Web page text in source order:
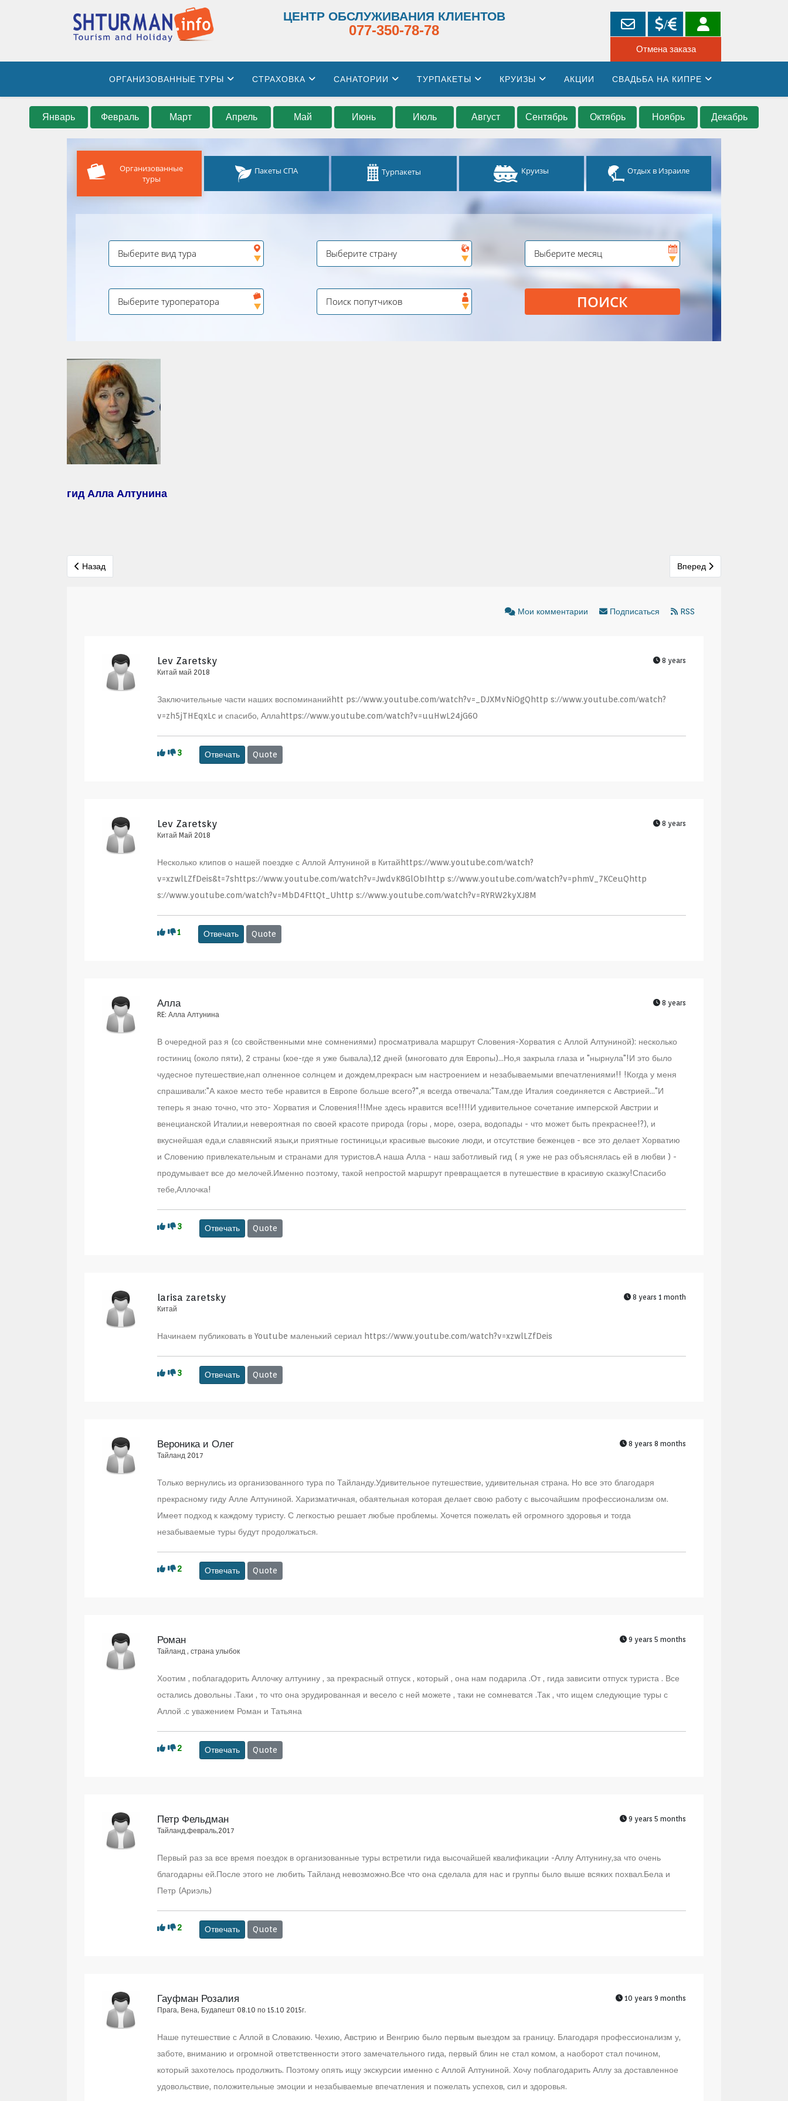
ЦЕНТР ОБСЛУЖИВАНИЯ КЛИЕНТОВ
077-350-78-78
ОРГАНИЗОВАННЫЕ ТУРЫ СТРАХОВКА САНАТОРИИ ТУРПАКЕТЫ КРУИЗЫ АКЦИИ СВАДЬБА НА КИПРЕ
Январь Февраль Март Апрель Май Июнь Июль Август Сентябрь Октябрь Ноябрь Декабрь
Организованные
туры
Пакеты СПА Турпакеты Круизы Отдых в Израиле
ПОИСК
гид Алла Алтунина
Предыдущий: Александр Бильмес
Назад Следующий: Алла Малкова
Вперед
Мои комментарии Подписаться RSS
Lev Zaretsky
8 years
Китай май 2018
Заключительные части наших воспоминанийhtt ps://www.youtube.com/watch?v=_DJXMvNiOgQhttp s://www.youtube.com/watch?
v=zh5jTHEqxLc и спасибо, Аллаhttps://www.youtube.com/watch?v=uuHwL24jG60
3 Отвечать Quote
Lev Zaretsky
8 years
Китай Maй 2018
Несколько клипов о нашей поездке с Аллой Алтуниной в Китайhttps://www.youtube.com/watch?
v=xzwlLZfDeis&t=7shttps://www.youtube.com/watch?v=JwdvK8GlObIhttp s://www.youtube.com/watch?v=phmV_7KCeuQhttp
s://www.youtube.com/watch?v=MbD4FttQt_Uhttp s://www.youtube.com/watch?v=RYRW2kyXJ8M
1 Отвечать Quote
Алла
8 years
RE: Алла Алтунина
В очередной раз я (со свойственными мне сомнениями) просматривала маршрут Словения-Хорватия с Аллой Алтуниной): несколько
гостиниц (около пяти), 2 страны (кое-где я уже бывала),12 дней (многовато для Европы)...Но,я закрыла глаза и "нырнула"!И это было
чудесное путешествие,нап олненное солнцем и дождем,прекрасн ым настроением и незабываемыми впечатлениями!! !Когда у меня
спрашивали:"А какое место тебе нравится в Европе больше всего?",я всегда отвечала:"Там,где Италия соединяется с Австрией..."И
теперь я знаю точно, что это- Хорватия и Словения!!!Мне здесь нравится все!!!!И удивительное сочетание имперской Австрии и
венецианской Италии,и невероятная по своей красоте природа (горы , море, озера, водопады - что может быть прекраснее!?), и
вкуснейшая еда,и славянский язык,и приятные гостиницы,и красивые высокие люди, и отсутствие беженцев - все это делает Хорватию
и Словению привлекательным и странами для туристов.А наша Алла - наш заботливый гид ( я уже не раз объяснялась ей в любви ) -
продумывает все до мелочей.Именно поэтому, такой непростой маршрут превращается в путешествие в красивую сказку!Спасибо
тебе,Аллочка!
3 Отвечать Quote
larisa zaretsky
8 years 1 month
Китай
Начинаем публиковать в Youtube маленький сериал https://www.youtube.com/watch?v=xzwlLZfDeis
3 Отвечать Quote
Вероника и Олег
8 years 8 months
Тайланд 2017
Только вернулись из организованного тура по Тайланду.Удивительное путешествие, удивительная страна. Но все это благодаря
прекрасному гиду Алле Алтуниной. Харизматичная, обаятельная которая делает свою работу с высочайшим профессионализм ом.
Имеет подход к каждому туристу. С легкостью решает любые проблемы. Хочется пожелать ей огромного здоровья и тогда
незабываемые туры будут продолжаться.
2 Отвечать Quote
Роман
9 years 5 months
Тайланд , страна улыбок
Хоотим , поблагадорить Аллочку алтунину , за прекрасный отпуск , который , она нам подарила .От , гида зависити отпуск туриста . Все
остались довольны .Таки , то что она эрудированная и весело с ней можете , таки не сомневатся .Так , что ищем следующие туры с
Аллой .с уважением Роман и Татьяна
2 Отвечать Quote
Петр Фельдман
9 years 5 months
Тайланд,февраль,2017
Первый раз за все время поездок в организованные туры встретили гида высочайшей квалификации -Аллу Алтунину,за что очень
благодарны ей.После этого не любить Тайланд невозможно.Все что она сделала для нас и группы было выше всяких похвал.Бела и
Петр (Ариэль)
2 Отвечать Quote
Гауфман Розалия
10 years 9 months
Прага, Вена, Будапешт 08.10 по 15.10 2015г.
Наше путешествие с Аллой в Словакию. Чехию, Австрию и Венгрию было первым выездом за границу. Благодаря профессионализм у,
заботе, вниманию и огромной ответственности этого замечательного гида, первый блин не стал комом, а наоборот стал почином,
который захотелось продолжить. Поэтому опять ищу экскурсии именно с Аллой Алтуниной. Хочу поблагодарить Аллу за доставленное
удовольствие, положительные эмоции и незабываемые впечатления и пожелать успехов, сил и здоровья.